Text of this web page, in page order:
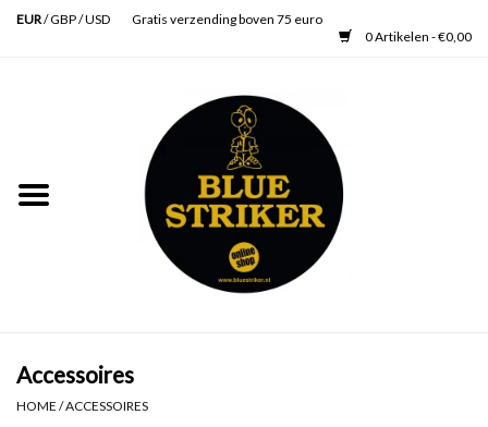
EUR/GBP/USD
Gratis verzending boven 75 euro
0 Artikelen - €0,00
Schoenen
Accessoires
HOME /ACCESSOIRES